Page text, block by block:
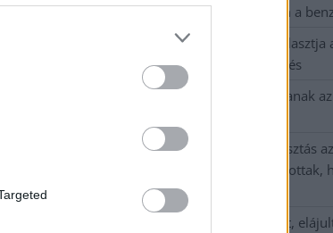
Pénteken újra csökken a
Napokon belül megválasztja
elnököt az Országgyűlés
Kiterjedt tüzek pusztítanak
Harmadfokú hőségriasztás
Szolnokon klímát javítottak,
bevetettek a tüzeknél
A zárkában rosszul lett,